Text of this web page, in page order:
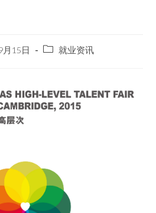
月15日 就业资讯